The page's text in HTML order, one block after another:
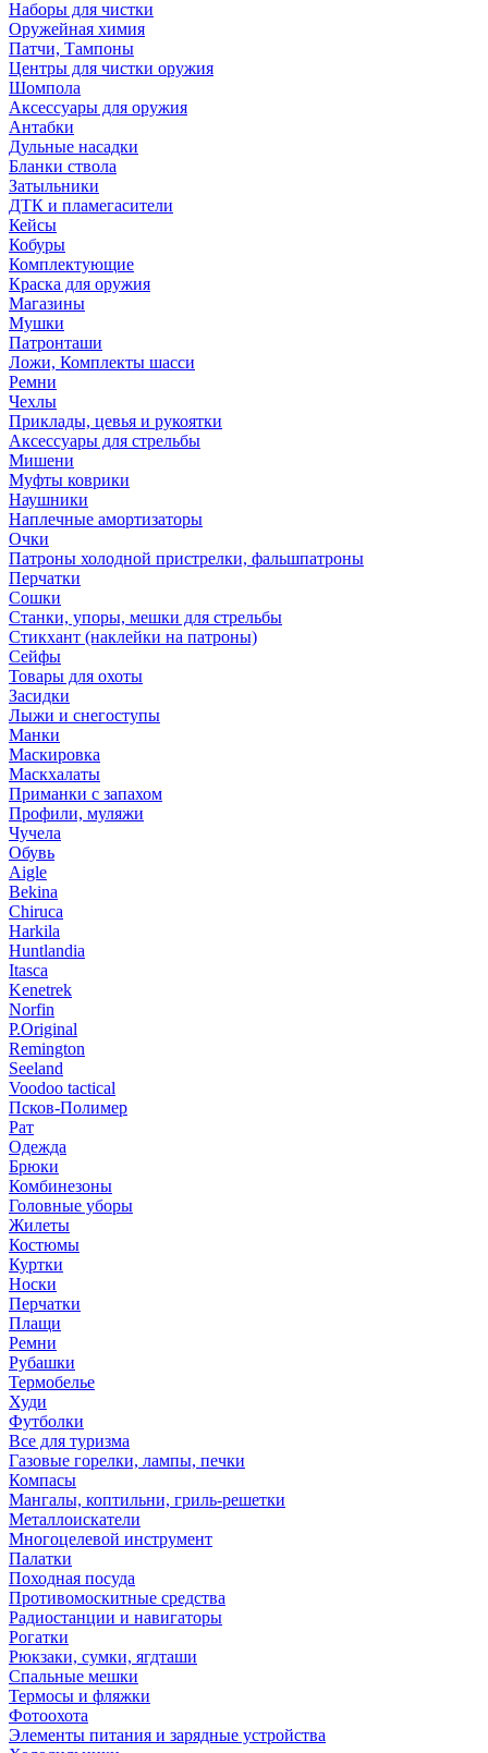
Наборы для чистки
Оружейная химия
Патчи, Тампоны
Центры для чистки оружия
Шомпола
Аксессуары для оружия
Антабки
Дульные насадки
Бланки ствола
Затыльники
ДТК и пламегасители
Кейсы
Кобуры
Комплектующие
Краска для оружия
Магазины
Мушки
Патронташи
Ложи, Комплекты шасси
Ремни
Чехлы
Приклады, цевья и рукоятки
Аксессуары для стрельбы
Мишени
Муфты коврики
Наушники
Наплечные амортизаторы
Очки
Патроны холодной пристрелки, фальшпатроны
Перчатки
Сошки
Станки, упоры, мешки для стрельбы
Стикхант (наклейки на патроны)
Сейфы
Товары для охоты
Засидки
Лыжи и снегоступы
Манки
Маскировка
Маскхалаты
Приманки с запахом
Профили, муляжи
Чучела
Обувь
Aigle
Bekina
Chiruсa
Harkila
Huntlandia
Itasca
Kenetrek
Norfin
P.Original
Remington
Seeland
Voodoo tactical
Псков-Полимер
Рат
Одежда
Брюки
Комбинезоны
Головные уборы
Жилеты
Костюмы
Куртки
Носки
Перчатки
Плащи
Ремни
Рубашки
Термобелье
Худи
Футболки
Все для туризма
Газовые горелки, лампы, печки
Компасы
Мангалы, коптильни, гриль-решетки
Металлоискатели
Многоцелевой инструмент
Палатки
Походная посуда
Противомоскитные средства
Радиостанции и навигаторы
Рогатки
Рюкзаки, сумки, ягдташи
Спальные мешки
Термосы и фляжки
Фотоохота
Элементы питания и зарядные устройства